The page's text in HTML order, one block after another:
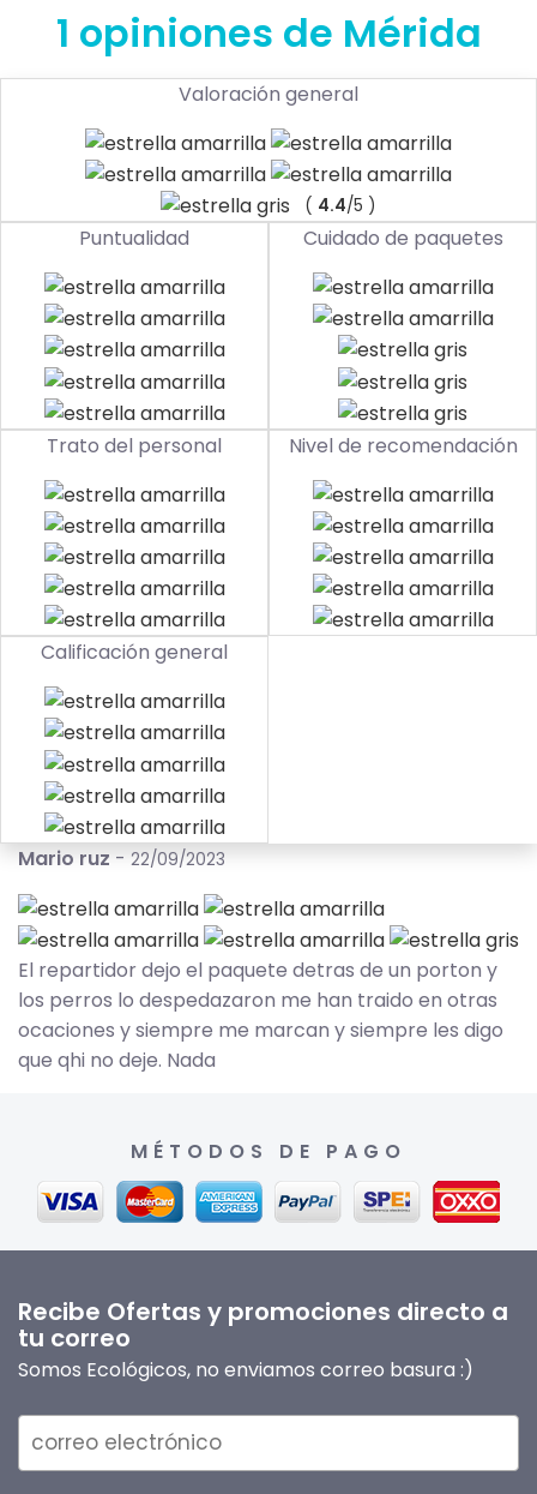
1 opiniones de Mérida
Valoración general
( 4.4/5 )
Puntualidad Cuidado de paquetes
Trato del personal Nivel de recomendación
Calificación general
Mario ruz - 22/09/2023
El repartidor dejo el paquete detras de un porton y
los perros lo despedazaron me han traido en otras
ocaciones y siempre me marcan y siempre les digo
que qhi no deje. Nada
MÉTODOS DE PAGO
Recibe Ofertas y promociones directo a
tu correo
Somos Ecológicos, no enviamos correo basura :)